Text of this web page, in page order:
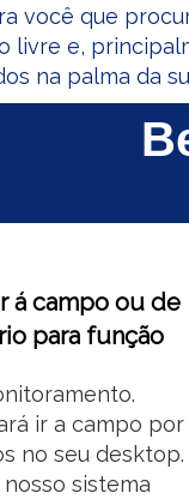
você que
livre e,
na palma da
á campo ou de
para função
ir a campo por
no seu desktop.
sistema